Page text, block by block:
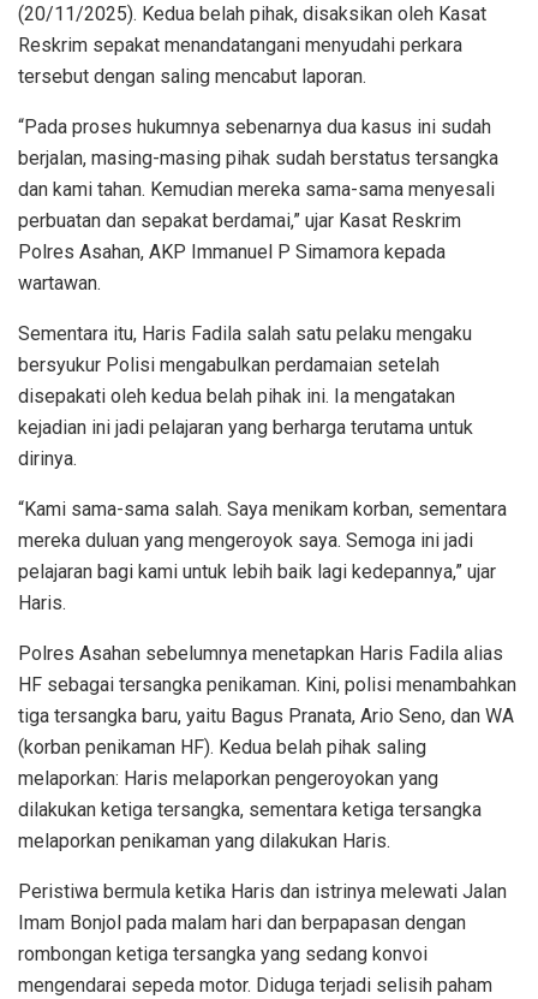
(20/11/2025). Kedua belah pihak, disaksikan oleh Kasat
Reskrim sepakat menandatangani menyudahi perkara
tersebut dengan saling mencabut laporan.
“Pada proses hukumnya sebenarnya dua kasus ini sudah
berjalan, masing-masing pihak sudah berstatus tersangka
dan kami tahan. Kemudian mereka sama-sama menyesali
perbuatan dan sepakat berdamai,” ujar Kasat Reskrim
Polres Asahan, AKP Immanuel P Simamora kepada
wartawan.
Sementara itu, Haris Fadila salah satu pelaku mengaku
bersyukur Polisi mengabulkan perdamaian setelah
disepakati oleh kedua belah pihak ini. Ia mengatakan
kejadian ini jadi pelajaran yang berharga terutama untuk
dirinya.
“Kami sama-sama salah. Saya menikam korban, sementara
mereka duluan yang mengeroyok saya. Semoga ini jadi
pelajaran bagi kami untuk lebih baik lagi kedepannya,” ujar
Haris.
Polres Asahan sebelumnya menetapkan Haris Fadila alias
HF sebagai tersangka penikaman. Kini, polisi menambahkan
tiga tersangka baru, yaitu Bagus Pranata, Ario Seno, dan WA
(korban penikaman HF). Kedua belah pihak saling
melaporkan: Haris melaporkan pengeroyokan yang
dilakukan ketiga tersangka, sementara ketiga tersangka
melaporkan penikaman yang dilakukan Haris.
Peristiwa bermula ketika Haris dan istrinya melewati Jalan
Imam Bonjol pada malam hari dan berpapasan dengan
rombongan ketiga tersangka yang sedang konvoi
mengendarai sepeda motor. Diduga terjadi selisih paham